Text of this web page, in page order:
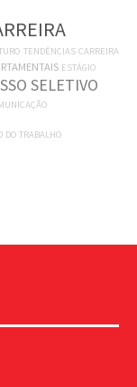
TENDÊNCIAS CARREIRA
ESTÁGIO
SELETIVO
DO TRABALHO